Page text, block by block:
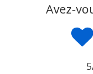
Avez-
5